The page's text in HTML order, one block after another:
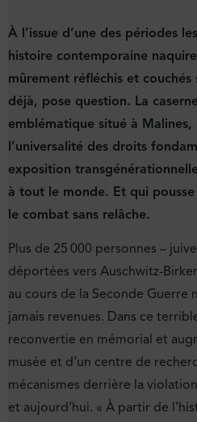
À l’issue d’une des périodes
histoire contemporaine
mûrement réfléchis et
déjà, pose question. La
emblématique situé à
l’universalité des droits
exposition
à tout le monde. Et qui
le combat sans relâche.
Plus de 25 000 personnes –
déportées vers Auschwitz-
au cours de la Seconde Guerre
jamais revenues. Dans ce
reconvertie en mémorial et
musée et d’un centre de
mécanismes derrière la
et aujourd’hui. « À partir de